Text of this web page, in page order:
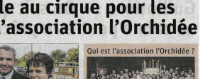
18/10/22
–
30
ANS